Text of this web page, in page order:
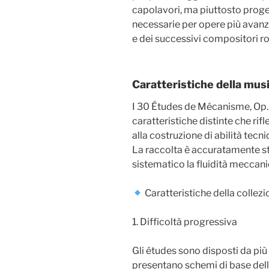
capolavori, ma piuttosto
necessarie per opere più
e dei successivi compositori
Caratteristiche della
I 30 Études de Mécanisme,
caratteristiche distinte che
alla costruzione di abilità
La raccolta è accuratamente
sistematico la fluidità
Caratteristiche della
1. Difficoltà progressiva
Gli études sono disposti da
presentano schemi di base